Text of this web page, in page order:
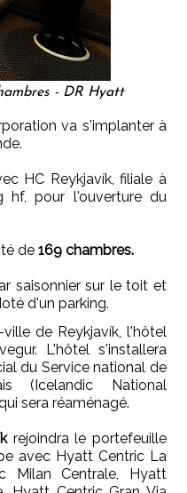
- DR Hyatt
va s'implanter à
HC Reykjavík, filiale à
hf, pour l'ouverture du
de 169 chambres.
saisonnier sur le toit et
d'un parking.
de Reykjavík, l'hôtel
L'hôtel s'installera
du Service national de
(Icelandic National
sera réaménagé.
rejoindra le portefeuille
avec Hyatt Centric La
Milan Centrale, Hyatt